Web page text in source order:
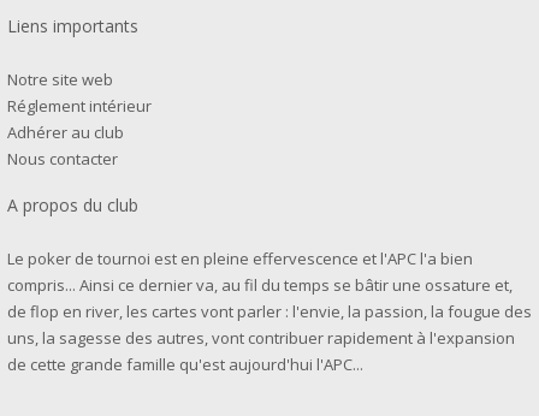
Liens importants
Notre site web
Réglement intérieur
Adhérer au club
Nous contacter
A propos du club
Le poker de tournoi est en pleine effervescence et l'APC l'a bien
compris... Ainsi ce dernier va, au fil du temps se bâtir une ossature et,
de flop en river, les cartes vont parler : l'envie, la passion, la fougue des
uns, la sagesse des autres, vont contribuer rapidement à l'expansion
de cette grande famille qu'est aujourd'hui l'APC...